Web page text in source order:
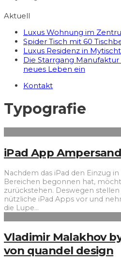
Aktuell
Luxus Wohnung im
Spider Tisch mit 60
Luxus Residenz in
Die Starrgang
neues Leben ein
Kontakt
Typografie
iPad App
Nachdem das iPad den Einzug
Bereichen begonnen hat,
zurückstehen. Deswegen
nützliche iPad Apps vor und
die Lupe...
Vladimir Malakhov
von quandel design